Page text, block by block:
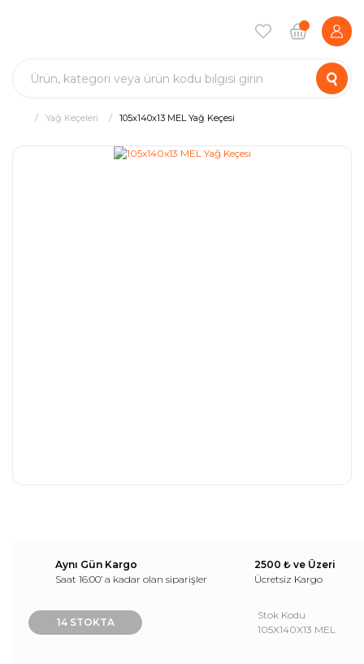
Yağ Keçeleri 105x140x13 MEL Yağ Keçesi
Aynı Gün Kargo
Saat 16:00’ a kadar olan siparişler
2500 ₺ ve Üzeri
Ücretsiz Kargo
14 STOKTA
Stok Kodu
105X140X13 MEL